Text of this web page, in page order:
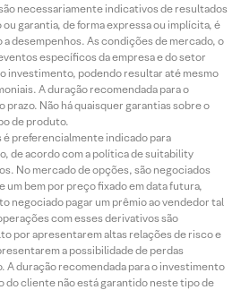
necessariamente indicativos de resultados
garantia, de forma expressa ou implícita, é
desempenhos. As condições de mercado, o
específicos da empresa e do setor
investimento, podendo resultar até mesmo
A duração recomendada para o
Não há quaisquer garantias sobre o
de produto.
preferencialmente indicado para
de acordo com a política de suitability
No mercado de opções, são negociados
um bem por preço fixado em data futura,
negociado pagar um prêmio ao vendedor tal
com esses derivativos são
por apresentarem altas relações de risco e
a possibilidade de perdas
A duração recomendada para o investimento
do cliente não está garantido neste tipo de